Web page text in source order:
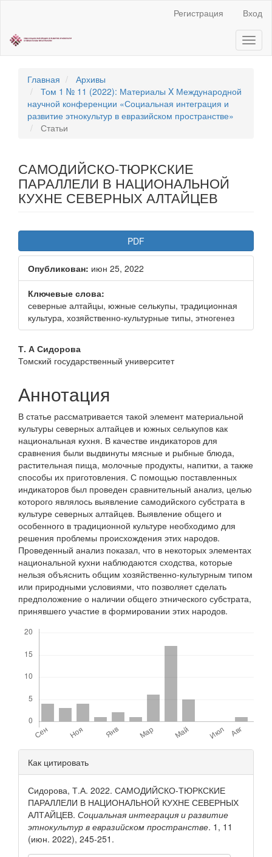
содержанию
страницы
навигация
Основное
содержание
Боковая
панель
Регистрация Вход
Главная
Архивы
Том 1 № 11 (2022): Материалы X Международной
научной конференции «Социальная интеграция и
развитие этнокультур в евразийском пространстве»
Статьи
САМОДИЙСКО-ТЮРКСКИЕ
ПАРАЛЛЕЛИ В НАЦИОНАЛЬНОЙ
КУХНЕ СЕВЕРНЫХ АЛТАЙЦЕВ
Статья
боковой
панели
PDF
Опубликован: июн 25, 2022
Ключевые слова:
северные алтайцы, южные селькупы, традиционная
культура, хозяйственно-культурные типы, этногенез
Основное
содержание
статьи
Т. А Сидорова
Томский государственный университет
Аннотация
В статье рассматривается такой элемент материальной
культуры северных алтайцев и южных селькупов как
национальная кухня. В качестве индикаторов для
сравнения были выдвинуты мясные и рыбные блюда,
растительная пища, молочные продукты, напитки, а также
способы их приготовления. С помощью поставленных
индикаторов был проведен сравнительный анализ, целью
которого являлось выявление самодийского субстрата в
культуре северных алтайцев. Выявление общего и
особенного в традиционной культуре необходимо для
решения проблемы происхождения этих народов.
Проведенный анализ показал, что в некоторых элементах
национальной кухни наблюдаются сходства, которые
нельзя объяснить общим хозяйственно-культурным типом
или природными условиями, что позволяет сделать
предположение о наличии общего этнического субстрата,
принявшего участие в формировании этих народов.
Детали
статьи
Как цитировать
Сидорова, Т.А. 2022. САМОДИЙСКО-ТЮРКСКИЕ
ПАРАЛЛЕЛИ В НАЦИОНАЛЬНОЙ КУХНЕ СЕВЕРНЫХ
АЛТАЙЦЕВ. Социальная интеграция и развитие
этнокультур в евразийском пространстве. 1, 11
(июн. 2022), 245-251.